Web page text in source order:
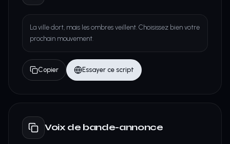
La ville dort, mais les ombres veillent. Choisissez bien votre
prochain mouvement.
Copier Essayer ce script
Voix de bande-annonce